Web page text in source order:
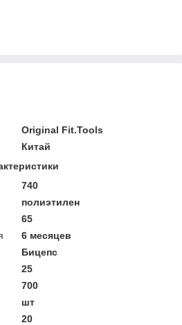
Original Fit.Tools
Китай
740
полиэтилен
65
6 месяцев
Бицепс
25
700
шт
20